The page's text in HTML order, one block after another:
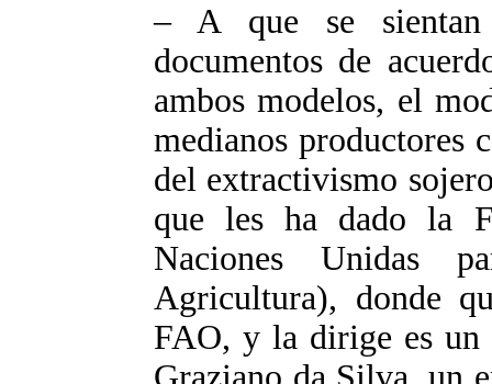
– A que se
documentos de
ambos modelos, el
medianos productores
del extractivismo
que les ha dado la
Naciones Unidas
Agricultura), donde
FAO, y la dirige es un